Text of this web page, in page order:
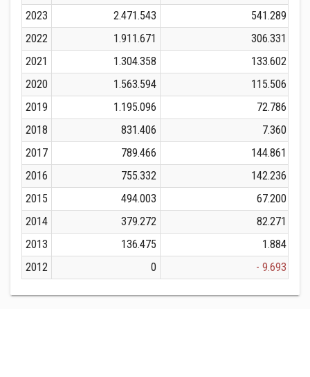
2023
2.471.543
541.289
2022
1.911.671
306.331
2021
1.304.358
133.602
2020
1.563.594
115.506
2019
1.195.096
72.786
2018
831.406
7.360
2017
789.466
144.861
2016
755.332
142.236
2015
494.003
67.200
2014
379.272
82.271
2013
136.475
1.884
2012
0 - 9.693